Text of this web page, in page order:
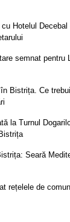
Hotelul Decebal
semnat pentru
Bistrița. Ce
la Turnul
Seară
rețelele de